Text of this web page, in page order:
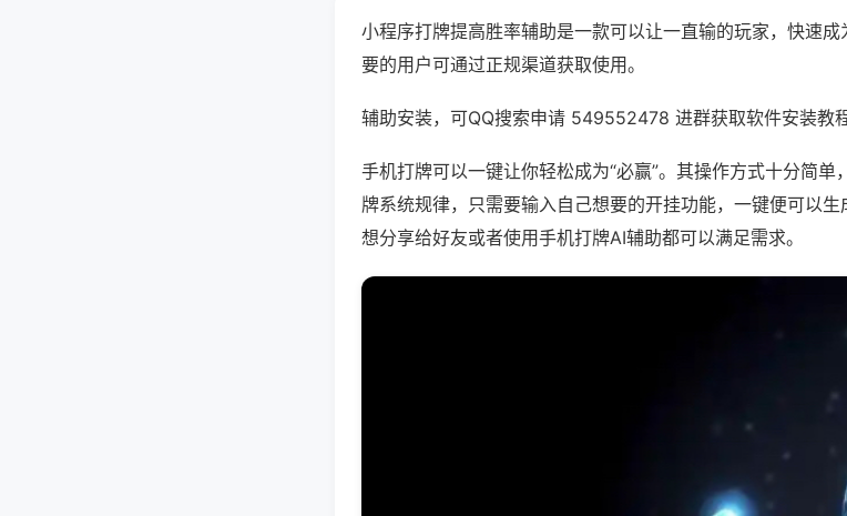
小程序打牌提高胜率辅助是一款可以让一直输的玩家，快速成
要的用户可通过正规渠道获取使用。
辅助安装，可QQ搜索申请 549552478 进群获取软件安装教
手机打牌可以一键让你轻松成为“必赢”。其操作方式十分简
牌系统规律，只需要输入自己想要的开挂功能，一键便可以
想分享给好友或者使用手机打牌AI辅助都可以满足需求。